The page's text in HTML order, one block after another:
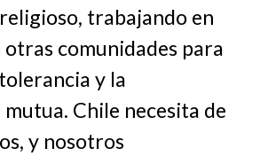
trabajando en
comunidades para
y la
Chile necesita de
y nosotros